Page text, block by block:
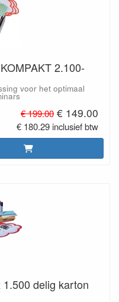
2.100-
voor het optimaal
€ 199.00 € 149.00
€ 180.29 inclusief btw
delig karton